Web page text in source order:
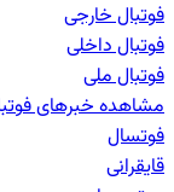
فوتبال خارجی
فوتبال داخلی
فوتبال ملی
مشاهده خبرهای
فوتسال
قایقرانی